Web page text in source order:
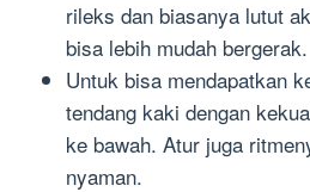
rileks dan biasanya lutut
bisa lebih mudah bergerak.
Untuk bisa mendapatkan
tendang kaki dengan
ke bawah. Atur juga
nyaman.